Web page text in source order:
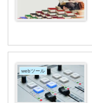
webツール